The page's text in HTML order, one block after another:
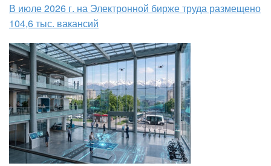
В июле 2026 г. на Электронной бирже труда размещено
104,6 тыс. вакансий